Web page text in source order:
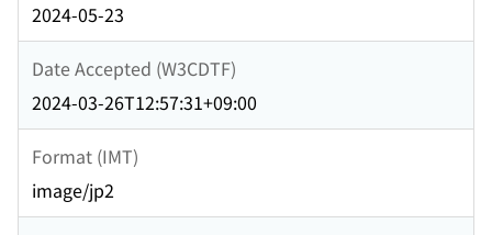
2024-05-23
Date Accepted (W3CDTF)
2024-03-26T12:57:31+09:00
Format (IMT)
image/jp2